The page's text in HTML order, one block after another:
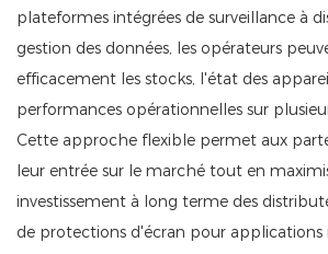
plateformes intégrées de surveillance à
gestion des données, les opérateurs
efficacement les stocks, l'état des
performances opérationnelles sur
Cette approche flexible permet aux
leur entrée sur le marché tout en
investissement à long terme des
de protections d'écran pour applications